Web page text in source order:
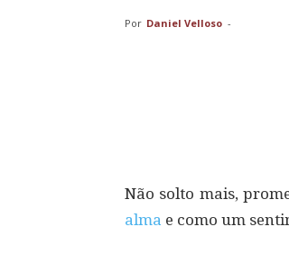
Por Daniel Velloso -
Não solto mais,
alma e como um